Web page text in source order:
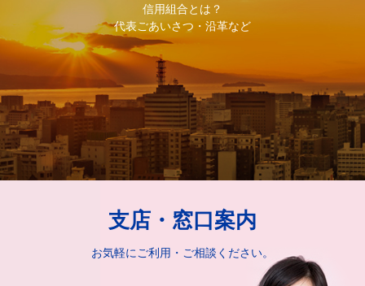
信用組合とは？
代表ごあいさつ・沿革など
支店・窓口案内
お気軽にご利用・ご相談ください。